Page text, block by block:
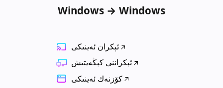
Windows → Windows
ئېكران ئەينىكى
ئېكراننى كېڭەيتىش
كۆزنەك ئەينىكى